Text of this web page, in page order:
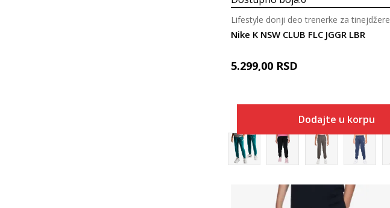
Nike K NSW CLUB FLC JGGR LBR
Lifestyle donji deo trenerke za tinejdžere
5.299,00 RSD
Dodajte u korpu